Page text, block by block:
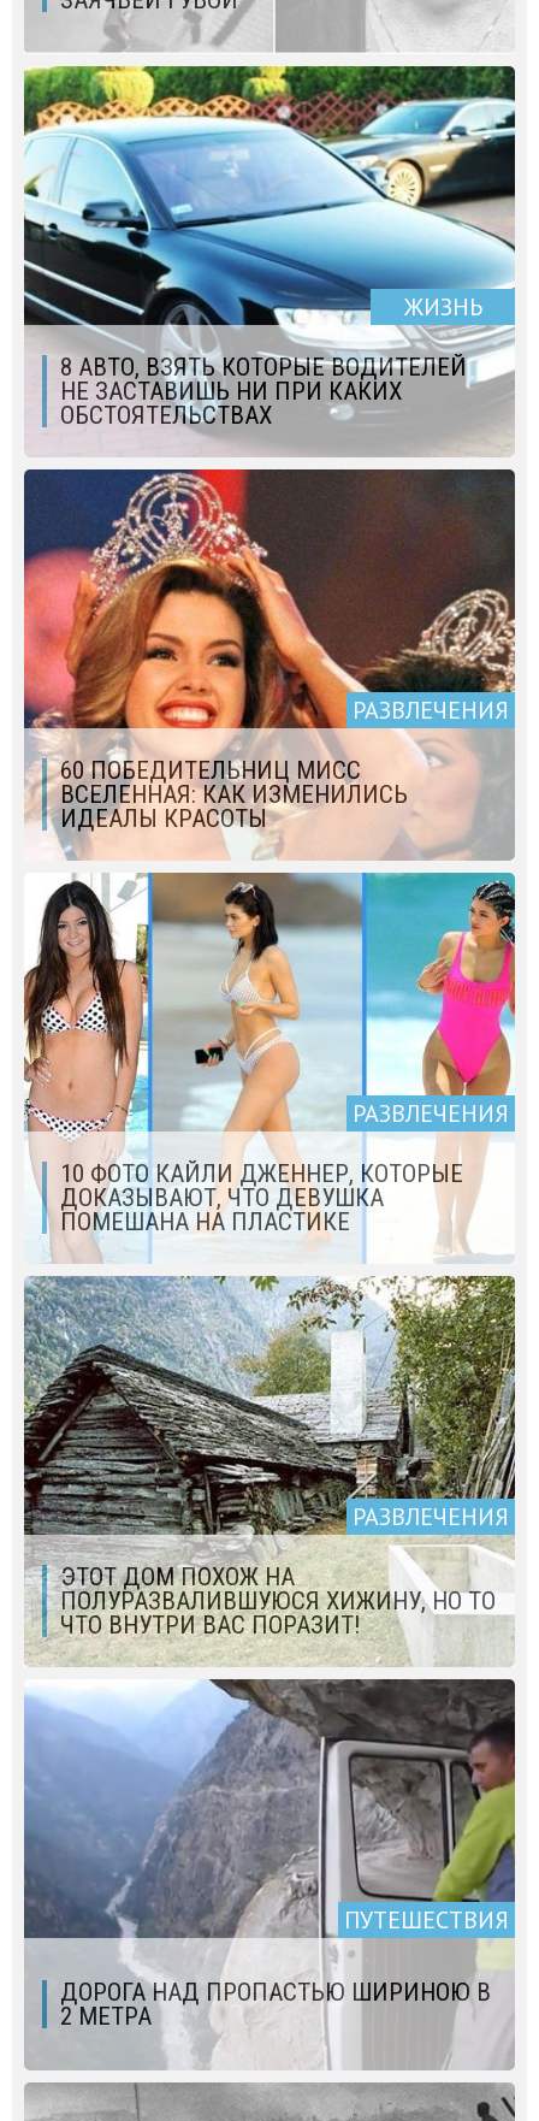
ЖИЗНЬ
8 АВТО, ВЗЯТЬ КОТОРЫЕ ВОДИТЕЛЕЙ
НЕ ЗАСТАВИШЬ НИ ПРИ КАКИХ
ОБСТОЯТЕЛЬСТВАХ
РАЗВЛЕЧЕНИЯ
60 ПОБЕДИТЕЛЬНИЦ МИСС
ВСЕЛЕННАЯ: КАК ИЗМЕНИЛИСЬ
ИДЕАЛЫ КРАСОТЫ
РАЗВЛЕЧЕНИЯ
10 ФОТО КАЙЛИ ДЖЕННЕР, КОТОРЫЕ
ДОКАЗЫВАЮТ, ЧТО ДЕВУШКА
ПОМЕШАНА НА ПЛАСТИКЕ
РАЗВЛЕЧЕНИЯ
ЭТОТ ДОМ ПОХОЖ НА
ПОЛУРАЗВАЛИВШУЮСЯ ХИЖИНУ, НО ТО
ЧТО ВНУТРИ ВАС ПОРАЗИТ!
ПУТЕШЕСТВИЯ
ДОРОГА НАД ПРОПАСТЬЮ ШИРИНОЮ В
2 МЕТРА